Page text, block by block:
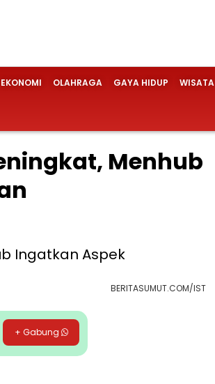
EKONOMI OLAHRAGA GAYA HIDUP WISATA
Menhub
BERITASUMUT.COM/IST
+ Gabung